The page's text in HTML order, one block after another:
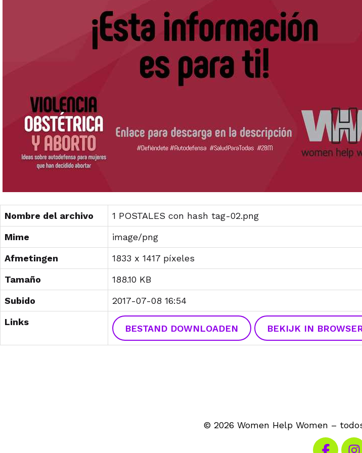
Nombre del archivo
1 POSTALES con hash tag-02.png
Mime
image/png
Afmetingen
1833 x 1417 píxeles
Tamaño
188.10 KB
Subido
2017-07-08 16:54
Links
BESTAND DOWNLOADEN BEKIJK IN
© 2026 Women Help Women –